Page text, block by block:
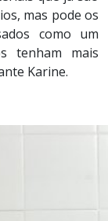
mas pode os
como um
tenham mais
Karine.